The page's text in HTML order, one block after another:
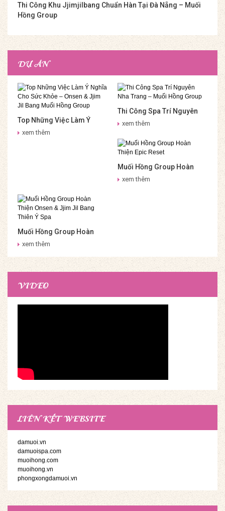
Thi Công Khu Jjimjilbang Chuẩn Hàn Tại Đà Nẵng – Muối
Hồng Group
DỰ ÁN
Top Những Việc Làm Ý
Nghĩa Cho Sức Khỏe –
xem thêm
Thi Công Spa Trí Nguyên
Nha Trang – Muối Hồng
xem thêm
Muối Hồng Group Hoàn
Thiện Epic Reset
xem thêm
Muối Hồng Group Hoàn
Thiện Onsen & Jjim Jil
xem thêm
VIDEO
LIÊN KẾT WEBSITE
damuoi.vn
damuoispa.com
muoihong.com
muoihong.vn
phongxongdamuoi.vn